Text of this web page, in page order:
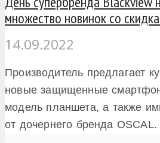
множество новинок со
14.09.2022
Производитель предлагает
новые защищенные
модель планшета, а также
от дочернего бренда OSCAL.